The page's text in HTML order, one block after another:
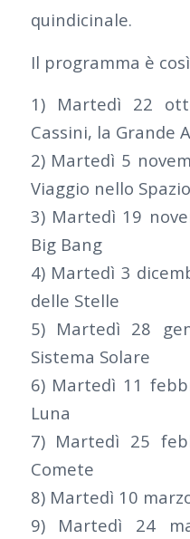
quindicinale.
Il programma è
1) Martedì 22
Cassini, la Grande
2) Martedì 5
Viaggio nello Spazio
3) Martedì 19
Big Bang
4) Martedì 3
delle Stelle
5) Martedì 28
Sistema Solare
6) Martedì 11
Luna
7) Martedì 25
Comete
8) Martedì 10
9) Martedì 24